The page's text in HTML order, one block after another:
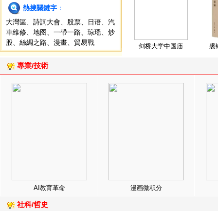
熱搜關鍵字 ：
大灣區
詩詞大會 股票 日语
汽
車維修
地图 一帶一路 琼瑶
炒
股
絲綢之路 漫畫 貿易戰 剑桥大学中国庙 裘
專業/技術
AI教育革命 漫画微积分
社科/哲史